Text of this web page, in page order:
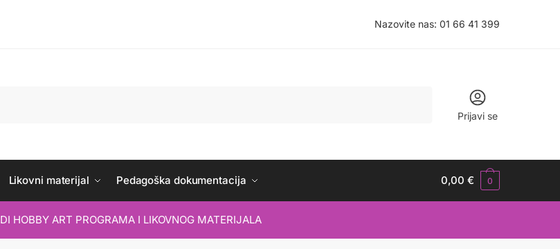
Nazovite nas: 01 66 41 399
Prijavi se
Likovni materijal Pedagoška dokumentacija 0,00€ 0
HOBBY ART PROGRAMA I LIKOVNOG MATERIJALA